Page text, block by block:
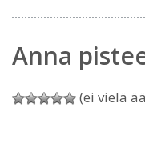
Anna
(ei vielä